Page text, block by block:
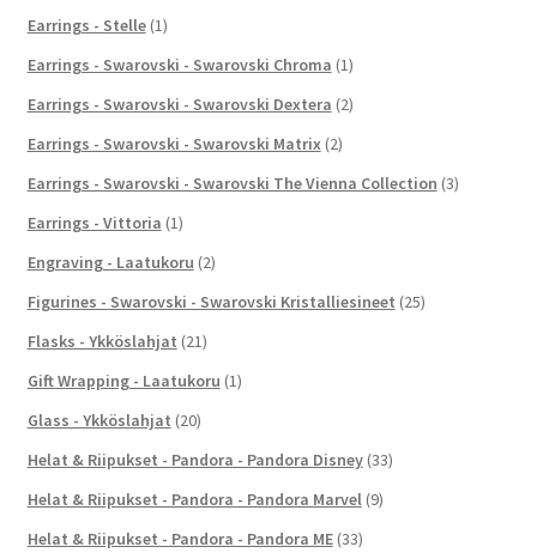
Earrings - Stelle (1)
Earrings - Swarovski - Swarovski Chroma (1)
Earrings - Swarovski - Swarovski Dextera (2)
Earrings - Swarovski - Swarovski Matrix (2)
Earrings - Swarovski - Swarovski The Vienna Collection (3)
Earrings - Vittoria (1)
Engraving - Laatukoru (2)
Figurines - Swarovski - Swarovski Kristalliesineet (25)
Flasks - Ykköslahjat (21)
Gift Wrapping - Laatukoru (1)
Glass - Ykköslahjat (20)
Helat & Riipukset - Pandora - Pandora Disney (33)
Helat & Riipukset - Pandora - Pandora Marvel (9)
Helat & Riipukset - Pandora - Pandora ME (33)